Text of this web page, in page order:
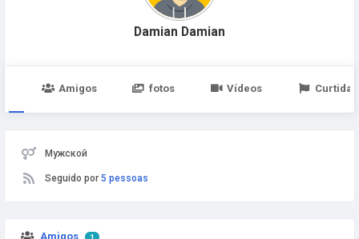
Damian Damian
Amigos fotos Vídeos Curtidas
Мужской
Seguido por 5 pessoas
Amigos 1